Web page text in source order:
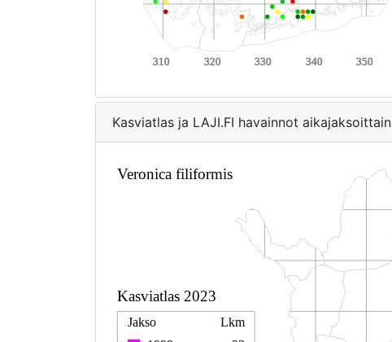
Kasviatlas ja LAJI.FI havainnot aikajaksoittain